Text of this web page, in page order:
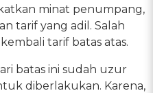
minat penumpang,
tarif yang adil. Salah
tarif batas atas.
batas ini sudah uzur
diberlakukan. Karena,